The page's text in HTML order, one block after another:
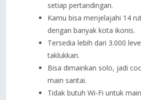
setiap pertandingan.
Kamu bisa menjelajahi 14
dengan banyak kota ikonis.
Tersedia lebih dari 3.000
taklukkan.
Bisa dimainkan solo, jadi
main santai.
Tidak butuh Wi-Fi untuk